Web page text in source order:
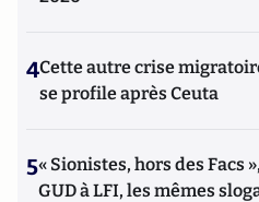
4Cette autre crise
se profile après Ceuta
5« Sionistes, hors des Facs
GUD à LFI, les mêmes